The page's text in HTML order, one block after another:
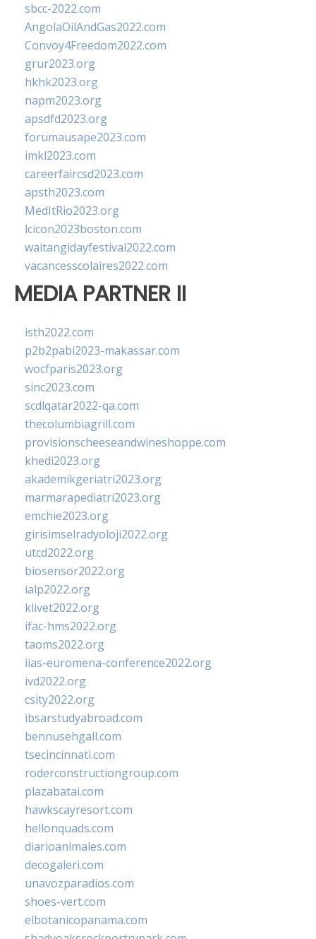
sbcc-2022.com
AngolaOilAndGas2022.com
Convoy4Freedom2022.com
grur2023.org
hkhk2023.org
napm2023.org
apsdfd2023.org
forumausape2023.com
imkl2023.com
careerfaircsd2023.com
apsth2023.com
MedItRio2023.org
lcicon2023boston.com
waitangidayfestival2022.com
vacancesscolaires2022.com
MEDIA PARTNER II
isth2022.com
p2b2pabi2023-makassar.com
wocfparis2023.org
sinc2023.com
scdlqatar2022-qa.com
thecolumbiagrill.com
provisionscheeseandwineshoppe.com
khedi2023.org
akademikgeriatri2023.org
marmarapediatri2023.org
emchie2023.org
girisimselradyoloji2022.org
utcd2022.org
biosensor2022.org
ialp2022.org
klivet2022.org
ifac-hms2022.org
taoms2022.org
iias-euromena-conference2022.org
ivd2022.org
csity2022.org
ibsarstudyabroad.com
bennusehgall.com
tsecincinnati.com
roderconstructiongroup.com
plazabatai.com
hawkscayresort.com
hellonquads.com
diarioanimales.com
decogaleri.com
unavozparadios.com
shoes-vert.com
elbotanicopanama.com